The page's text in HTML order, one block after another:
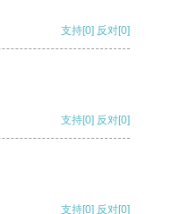
支持[0] 反对[0]
支持[0] 反对[0]
支持[0] 反对[0]